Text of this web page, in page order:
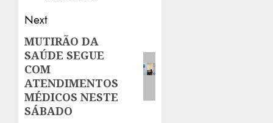
Next
Next
post:
MUTIRÃO DA
SAÚDE SEGUE
COM
ATENDIMENTOS
MÉDICOS NESTE
SÁBADO